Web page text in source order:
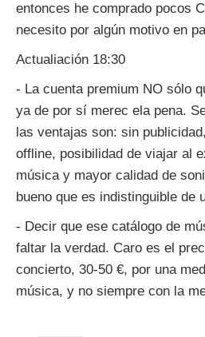
entonces he comprado pocos
necesito por algún motivo en
Actualiación 18:30
- La cuenta premium NO sólo
ya de por sí merec ela pena.
las ventajas son: sin
offline, posibilidad de viajar al
música y mayor calidad de
bueno que es indistinguible de
- Decir que ese catálogo de
faltar la verdad. Caro es el
concierto, 30-50 €, por una
música, y no siempre con la